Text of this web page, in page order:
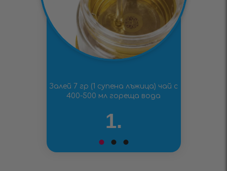
Залей 7 гр (1 супена лъжица) чай с
400-500 мл гореща вода
1.